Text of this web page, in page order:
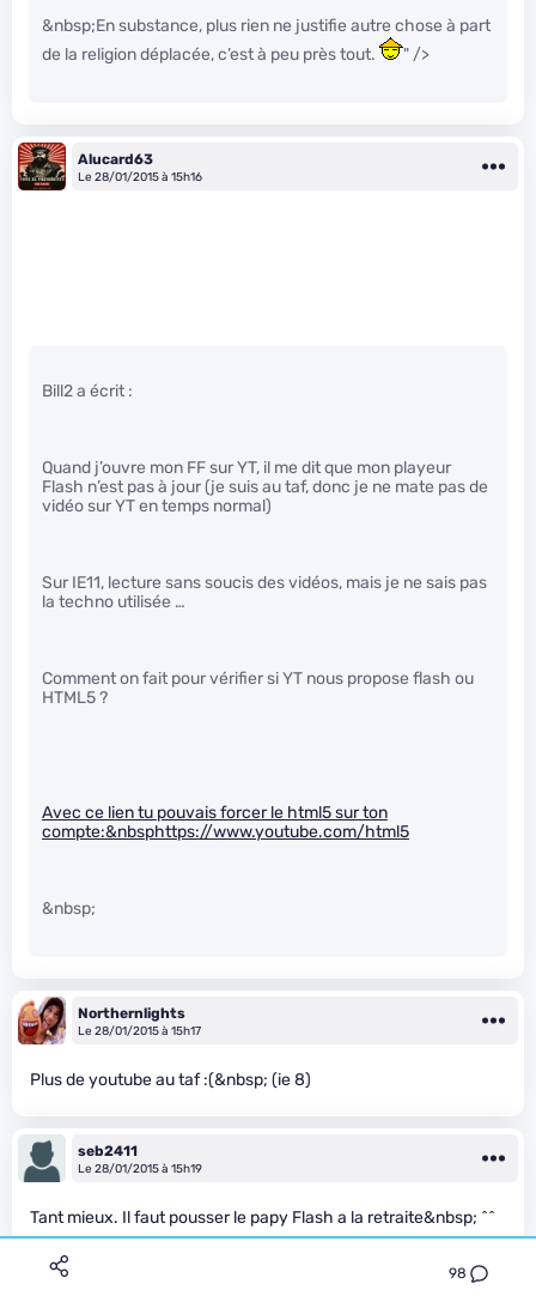
98
&nbsp;En substance, plus rien ne justifie autre chose à part
de la religion déplacée, c’est à peu près tout.
" />
Alucard63
Le 28/01/2015 à 15h16
Bill2 a écrit :
Quand j’ouvre mon FF sur YT, il me dit que mon playeur
Flash n’est pas à jour (je suis au taf, donc je ne mate pas de
vidéo sur YT en temps normal)
Sur IE11, lecture sans soucis des vidéos, mais je ne sais pas
la techno utilisée …
Comment on fait pour vérifier si YT nous propose flash ou
HTML5 ?
Avec ce lien tu pouvais forcer le html5 sur ton
compte:&nbsphttps://www.youtube.com/html5
&nbsp;
Northernlights
Le 28/01/2015 à 15h17
Plus de youtube au taf :(&nbsp; (ie 8)
seb2411
Le 28/01/2015 à 15h19
Tant mieux. Il faut pousser le papy Flash a la retraite&nbsp; ^^